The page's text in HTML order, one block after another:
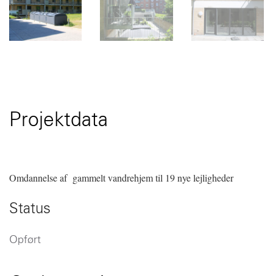
Projektdata
Omdannelse af gammelt vandrehjem til 19 nye lejligheder
Status
Opført